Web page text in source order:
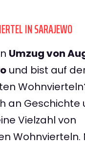
IN SARAJEWO
Umzug von
und bist auf
an Geschichte
Vielzahl von
Wohnvierteln.